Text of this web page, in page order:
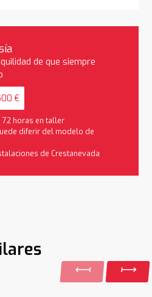
de que siempre
€
72 horas en taller
diferir del modelo de
de Crestanevada